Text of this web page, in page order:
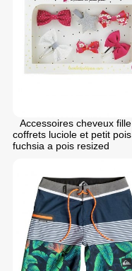
Accessoires cheveux fille
coffrets luciole et petit pois
fuchsia a pois resized